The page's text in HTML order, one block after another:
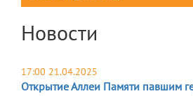
Новости
17:00 21.04.2025
Открытие Аллеи Памяти павшим